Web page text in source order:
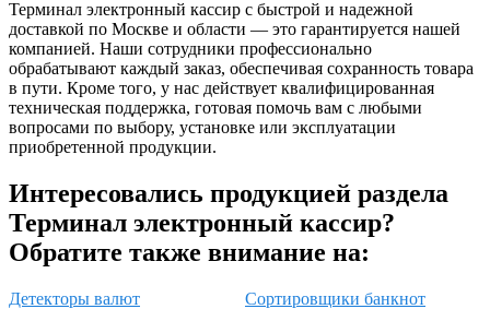
Терминал электронный кассир с быстрой и надежной
доставкой по Москве и области — это гарантируется нашей
компанией. Наши сотрудники профессионально
обрабатывают каждый заказ, обеспечивая сохранность товара
в пути. Кроме того, у нас действует квалифицированная
техническая поддержка, готовая помочь вам с любыми
вопросами по выбору, установке или эксплуатации
приобретенной продукции.
Интересовались продукцией раздела
Терминал электронный кассир?
Обратите также внимание на:
Детекторы валют
Сортировщики банкнот